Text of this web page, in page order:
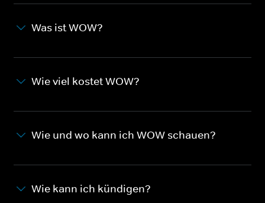
Was ist WOW?
Wie viel kostet WOW?
Wie und wo kann ich WOW schauen?
Wie kann ich kündigen?